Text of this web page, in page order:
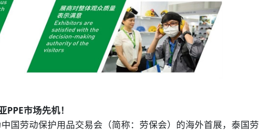
市场先机！
劳动保护用品交易会（简称：劳保会）的海外首展，泰国劳